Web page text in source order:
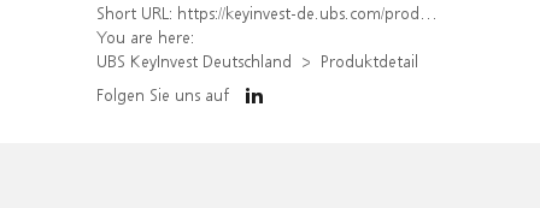
Short URL: https://keyinvest-de.ubs.com/produkt/detail/index/isin/DE000WA4RZB2
You are here:
UBS KeyInvest Deutschland
Produktdetail
Folgen Sie uns auf